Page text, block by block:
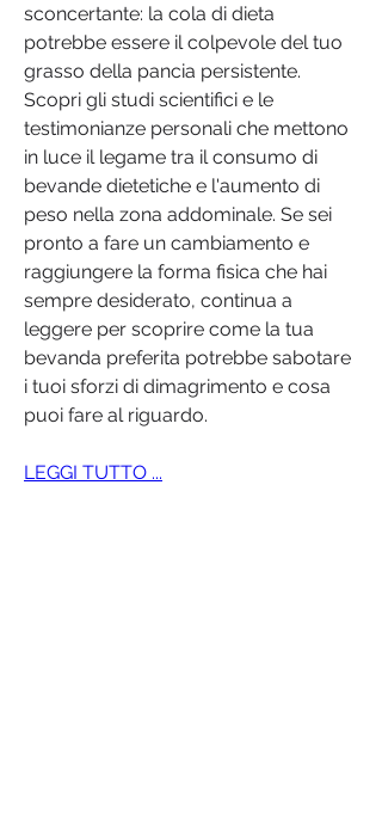
sconcertante: la cola di dieta
potrebbe essere il colpevole del tuo
grasso della pancia persistente.
Scopri gli studi scientifici e le
testimonianze personali che mettono
in luce il legame tra il consumo di
bevande dietetiche e l'aumento di
peso nella zona addominale. Se sei
pronto a fare un cambiamento e
raggiungere la forma fisica che hai
sempre desiderato, continua a
leggere per scoprire come la tua
bevanda preferita potrebbe sabotare
i tuoi sforzi di dimagrimento e cosa
puoi fare al riguardo.
LEGGI TUTTO ...